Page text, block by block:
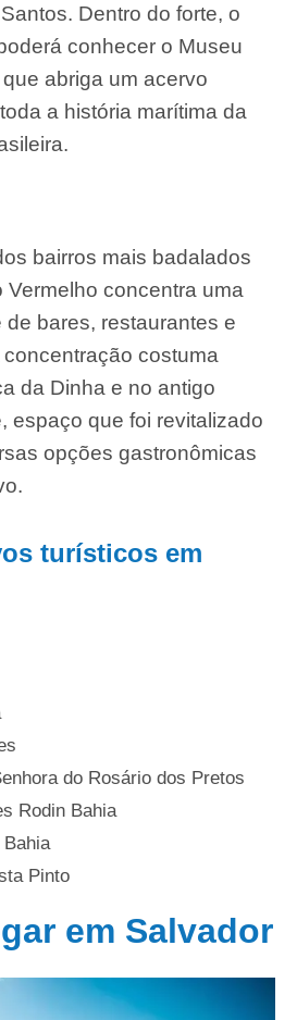
Dentro do forte, o
conhecer o Museu
abriga um acervo
a história marítima da
bairros mais badalados
Vermelho concentra uma
bares, restaurantes e
costuma
da Dinha e no antigo
espaço que foi revitalizado
opções gastronômicas
turísticos em
do Rosário dos Pretos
Rodin Bahia
Bahia
Pinto
em Salvador